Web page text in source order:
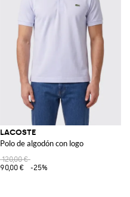
LACOSTE
Polo de algodón con logo
120,00 €
90,00 €
-25%